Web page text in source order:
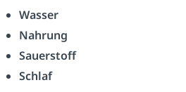
Wasser
Nahrung
Sauerstoff
Schlaf